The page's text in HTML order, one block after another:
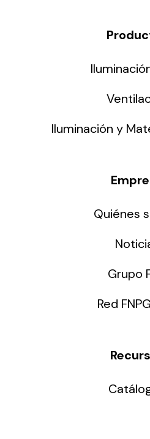
Iluminación y
Quiénes
Grupo
Red